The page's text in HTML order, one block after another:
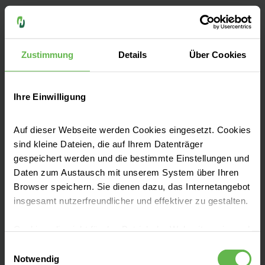
Zustimmung Details Über Cookies
Ihre Einwilligung
Auf dieser Webseite werden Cookies eingesetzt. Cookies
sind kleine Dateien, die auf Ihrem Datenträger
gespeichert werden und die bestimmte Einstellungen und
Daten zum Austausch mit unserem System über Ihren
Browser speichern. Sie dienen dazu, das Internetangebot
insgesamt nutzerfreundlicher und effektiver zu gestalten.
eingesetzt werden.
Notwendig
Fax: +49 581 83-1004
höchste pflegerische Standards: Unser
Klinikum bietet optimale Bedingungen für
eine professionelle medizinische Betreuung.